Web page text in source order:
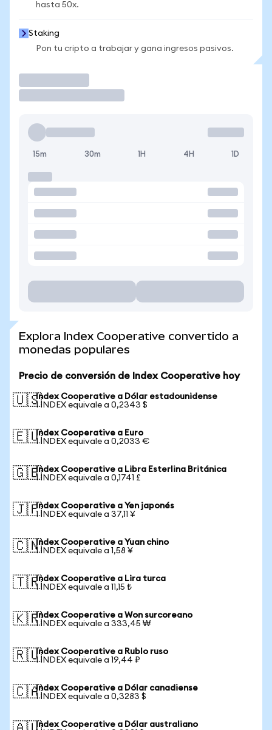
hasta 50x.
Staking
Pon tu cripto a trabajar y gana ingresos pasivos.
15m 30m 1H 4H 1D
Explora Index Cooperative convertido a
monedas populares
Precio de conversión de Index Cooperative hoy
🇺🇸Index Cooperative a Dólar estadounidense
1 INDEX equivale a 0,2343 $
🇪🇺Index Cooperative a Euro
1 INDEX equivale a 0,2033 €
🇬🇧Index Cooperative a Libra Esterlina Británica
1 INDEX equivale a 0,1741 £
🇯🇵Index Cooperative a Yen japonés
1 INDEX equivale a 37,11 ¥
🇨🇳Index Cooperative a Yuan chino
1 INDEX equivale a 1,58 ¥
🇹🇷Index Cooperative a Lira turca
1 INDEX equivale a 11,15 ₺
🇰🇷Index Cooperative a Won surcoreano
1 INDEX equivale a 333,45 ₩
🇷🇺Index Cooperative a Rublo ruso
1 INDEX equivale a 19,44 ₽
🇨🇦Index Cooperative a Dólar canadiense
1 INDEX equivale a 0,3283 $
Index Cooperative a Dólar australiano